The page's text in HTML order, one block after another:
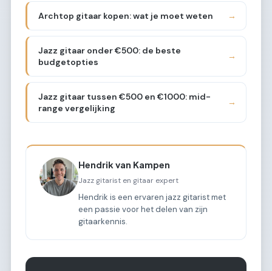
Archtop gitaar kopen: wat je moet weten →
Jazz gitaar onder €500: de beste
budgetopties
→
Jazz gitaar tussen €500 en €1000: mid-
range vergelijking
→
Hendrik van Kampen
Jazz gitarist en gitaar expert
Hendrik is een ervaren jazz gitarist met
een passie voor het delen van zijn
gitaarkennis.